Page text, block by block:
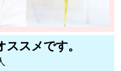
スメです。